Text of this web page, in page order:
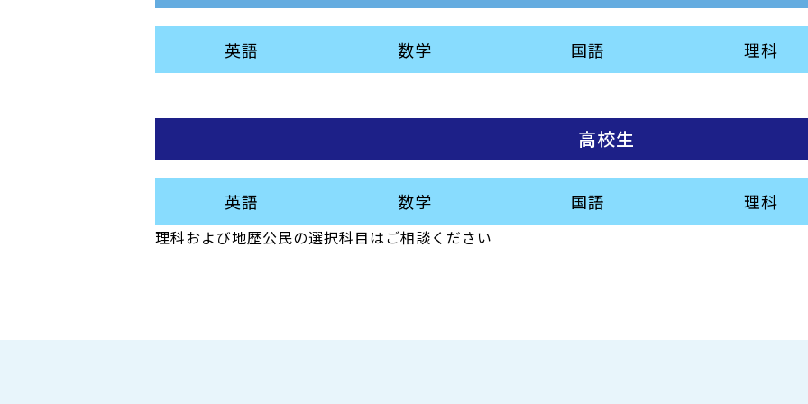
英語 数学 国語 理科
高校生
英語 数学 国語 理科
理科および地歴公民の選択科目はご相談ください